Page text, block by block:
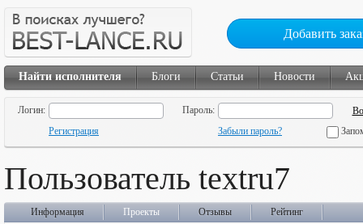
Добавить
Найти исполнителя Блоги Статьи Новости
Логин:
Пароль:
Регистрация
Забыли пароль?
Пользователь textru7
Информация Проекты Отзывы Рейтинг